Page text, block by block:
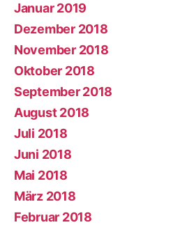
Januar 2019
Dezember 2018
November 2018
Oktober 2018
September 2018
August 2018
Juli 2018
Juni 2018
Mai 2018
März 2018
Februar 2018